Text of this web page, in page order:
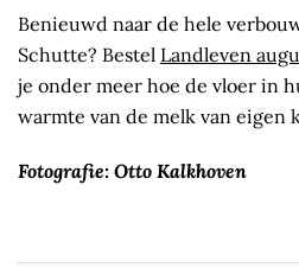
Benieuwd naar de hele
Schutte? Bestel Landleven
je onder meer hoe de vloer in
warmte van de melk van eigen
Fotografie: Otto Kalkhoven